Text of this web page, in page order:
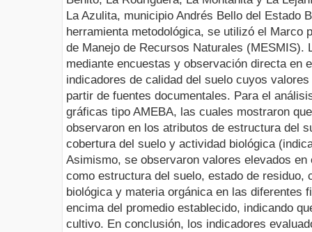
La Azulita, municipio Andrés Bello del Estado
herramienta metodológica, se utilizó el Marco
de Manejo de Recursos Naturales (MESMIS).
mediante encuestas y observación directa en
indicadores de calidad del suelo cuyos
partir de fuentes documentales. Para el
gráficas tipo AMEBA, las cuales mostraron
observaron en los atributos de estructura del
cobertura del suelo y actividad biológica
Asimismo, se observaron valores elevados
como estructura del suelo, estado de residuo,
biológica y materia orgánica en las diferentes
encima del promedio establecido, indicando
cultivo. En conclusión, los indicadores